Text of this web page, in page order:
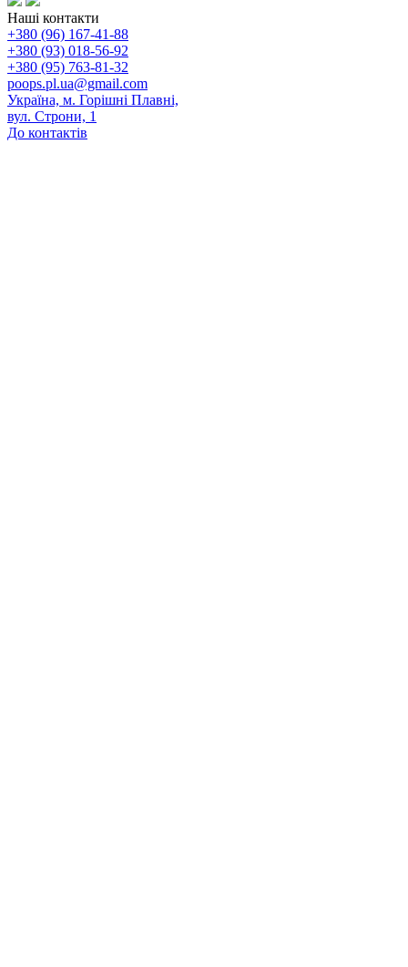
Наші контакти
+380 (96) 167-41-88
+380 (93) 018-56-92
+380 (95) 763-81-32
poops.pl.ua@gmail.com
Україна, м. Горішні Плавні,
вул. Строни, 1
До контактів